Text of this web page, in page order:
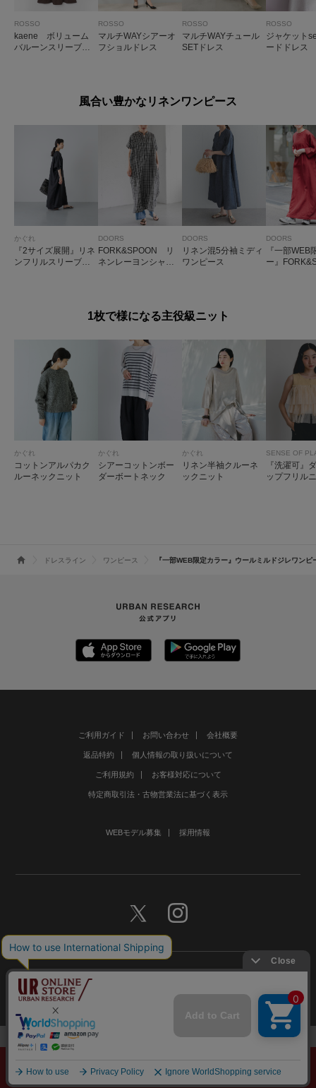
ROSSO
kaene ボリューム
バルーンスリーブド
ROSSO
マルチWAYシアーオ
フショルドレス
ROSSO
マルチWAYチュール
SETドレス
ROSSO
ジャケット
ードドレス
風合い豊かなリネンワンピース
かぐれ
『2サイズ展開』リネ
ンフリルスリーブワ
DOORS
FORK&SPOON リ
ネンレーヨンシャツ
DOORS
リネン混5分袖ミディ
ワンピース
DOORS
『一部WEB
ー』
1枚で様になる主役級ニット
かぐれ
コットンアルパカク
ルーネックニット
かぐれ
シアーコットンボー
ダーボートネック
かぐれ
リネン半袖クルーネ
ックニット
SENSE OF
『洗濯可』
ップフリル
ドレスライン ワンピース 『一部WEB限定カラー』ウールミルドジレワンピ
ご利用ガイド お問い合わせ 会社概要
返品特約 個人情報の取り扱いについて
ご利用規約 お客様対応について
特定商取引法・古物営業法に基づく表示
WEBモデル募集 採用情報
©URBAN RESEARCH Co., Ltd.All rights Reserved.